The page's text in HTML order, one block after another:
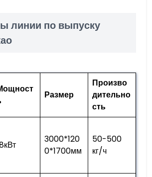
линии по выпуску
Размер
Произво
дительно
сть
3000*120
0*1700мм
50-500
кг/ч